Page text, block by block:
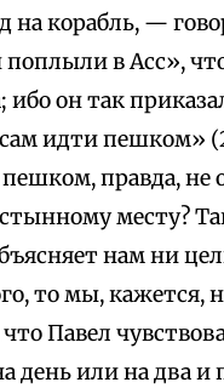
на корабль, —
в Асс»,
ибо он так
идти пешком»
правда, не
месту?
нам ни
то мы, кажется,
Павел
день или на два и